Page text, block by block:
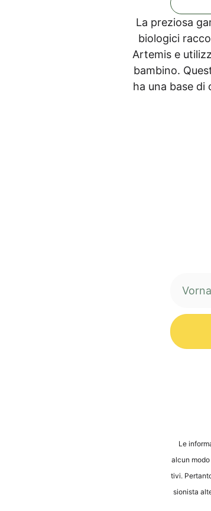
La pre­zio­sa
bio­lo­gi­ci
Arte­mis e
bam­bi­no.
ha una base di
Le
alcun
ti­vi.
sio­nis­ta